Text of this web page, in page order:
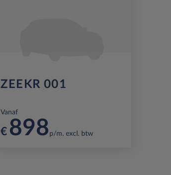
ZEEKR 001
Vanaf
€ 898 p/m. excl. btw